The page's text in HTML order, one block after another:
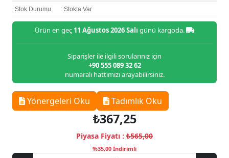
Stok Durumu : Stokta Var
Ürün en geç 11 Ağustos 2026 Salı günü kargoda.
Siparişler ile ilgili sorularınız için
+90 555 089 32 62
numaralı hattımızı arayabilirsiniz.
Yönergeleri Oku Tadımlık Oku
₺367,25
Piyasa Fiyatı : ₺565,00
%35,00 İndirimli